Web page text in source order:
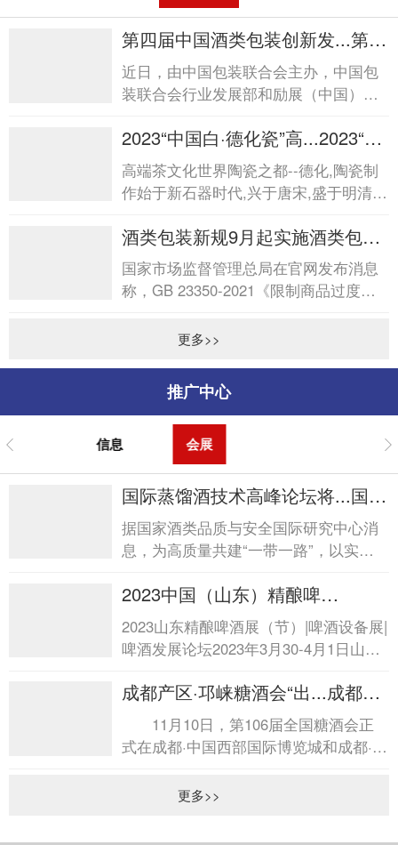
第四届中国酒类包装创新发...第四
届中国酒类包装创新发...
近日，由中国包装联合会主办，中国包
装联合会行业发展部和励展（中国）投
创新发展论坛&rdq...
2023“中国白·德化瓷”高...2023“中
国白·德化瓷”高...
高端茶文化世界陶瓷之都--德化,陶瓷制
作始于新石器时代,兴于唐宋,盛于明清,
以“白”见...
酒类包装新规9月起实施酒类包装
新规9月起实施
国家市场监督管理总局在官网发布消息
称，GB 23350-2021《限制商品过度包
将于2023年9月起实施。新...
更多>>
推广中心
信息 会展
国际蒸馏酒技术高峰论坛将...国际
蒸馏酒技术高峰论坛将...
据国家酒类品质与安全国际研究中心消
息，为高质量共建“一带一路”，以实际
酒创新技术...
2023中国（山东）精酿啤
酒...2023中国（山东）精酿啤酒...
2023山东精酿啤酒展（节）|啤酒设备展|
啤酒发展论坛2023年3月30-4月1日山东
着精酿啤酒市场的...
成都产区·邛崃糖酒会“出...成都产
区·邛崃糖酒会“出...
11月10日，第106届全国糖酒会正
式在成都·中国西部国际博览城和成都·世
展中心广...更多>>